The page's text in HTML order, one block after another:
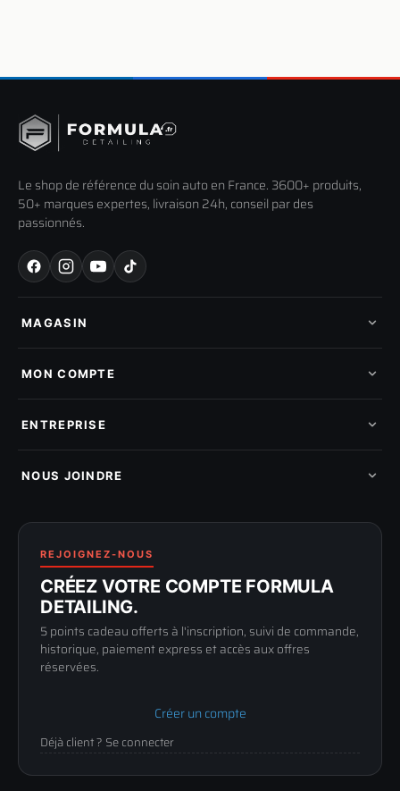
Le shop de référence du soin auto en France. 3600+ produits,
50+ marques expertes, livraison 24h, conseil par des
passionnés.
MAGASIN
Nos marques
Pads de polissage
Pièces détachées
MON COMPTE
Mes tickets SAV
Mon parrainage
Programme fidelite
ENTREPRISE
Compte pro
Politique de retour
Conditions générales
Mentions légales
Confidentialité
NOUS JOINDRE
89100 SENS
03 73 61 02 02
Lun-Ven
9h-12h / 14h-17h
REJOIGNEZ-NOUS
CRÉEZ VOTRE COMPTE FORMULA
DETAILING.
5 points cadeau offerts à l'inscription, suivi de commande,
historique, paiement express et accès aux offres
réservées.
Créer un compte
Déjà client ? Se connecter